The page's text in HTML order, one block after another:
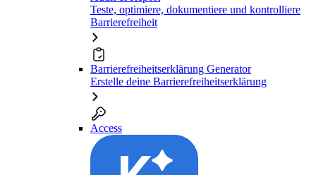
Teste, optimiere, dokumentiere und kontrolliere
Barrierefreiheit
Barrierefreiheitserklärung Generator
Erstelle deine Barrierefreiheitserklärung
Access